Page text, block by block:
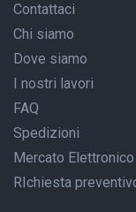
Contattaci
Chi siamo
Dove siamo
I nostri lavori
FAQ
Spedizioni
Mercato Elettronico
RIchiesta